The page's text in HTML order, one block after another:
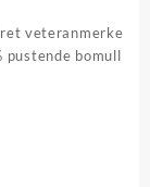
veteranmerke
bomull